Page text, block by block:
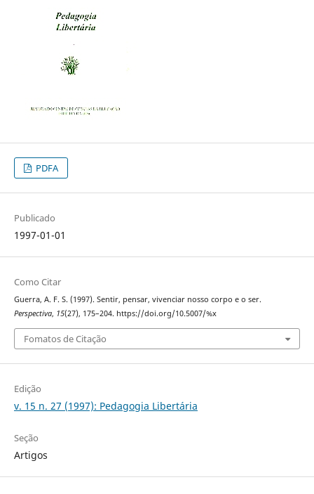
PDFA
Publicado
1997-01-01
Como Citar
Guerra, A. F. S. (1997). Sentir, pensar, vivenciar nosso corpo e o ser.
Perspectiva, 15(27), 175–204. https://doi.org/10.5007/%x
Fomatos de Citação
Edição
v. 15 n. 27 (1997): Pedagogia Libertária
Seção
Artigos